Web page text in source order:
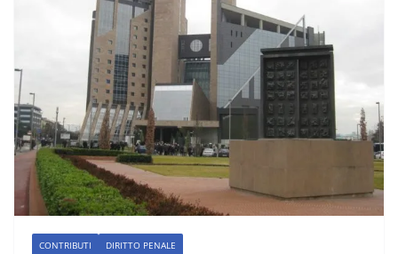
CONTRIBUTI DIRITTO PENALE